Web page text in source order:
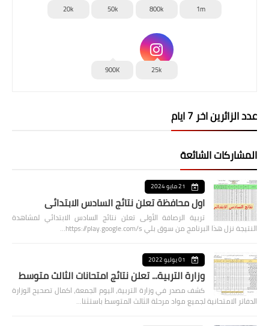
1m
800k
50k
20k
25k
900K
عدد الزائرين اخر 7 ايام
المشاركات الشائعة
21 مايو 2024
اول محافظة تعلن نتائج السادس الابتدائي
تربية الرصافة الأولى تعلن نتائج السادس الابتدائي لمشاهدة
النتيجة نزل هذا البرنامج من سوق بلي https://play.google.com/s…
01 يوليو 2022
وزارة التربية... تعلن نتائج امتحانات الثالث متوسط
كشف مصدر في وزارة التربية، اليوم الجمعة، اكمال تصحيح الوزارة
الدفاتر الامتحانية لجميع مواد مرحلة الثالث المتوسط باستثنا…